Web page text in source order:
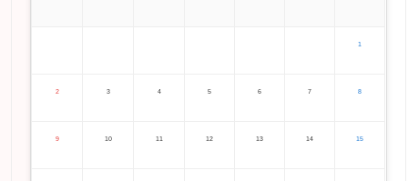
1
2 3 4 5 6 7 8
9 10 11 12 13 14 15